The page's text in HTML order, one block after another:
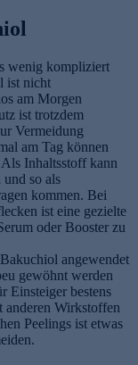
wenig kompliziert
ist nicht
am Morgen
ist trotzdem
Vermeidung
am Tag können
Inhaltsstoff kann
so als
kommen. Bei
ist eine gezielte
oder Booster zu
angewendet
gewöhnt werden
Einsteiger bestens
anderen Wirkstoffen
Peelings ist etwas